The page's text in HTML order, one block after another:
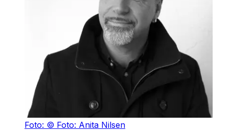
Foto: © Foto: Anita Nilsen